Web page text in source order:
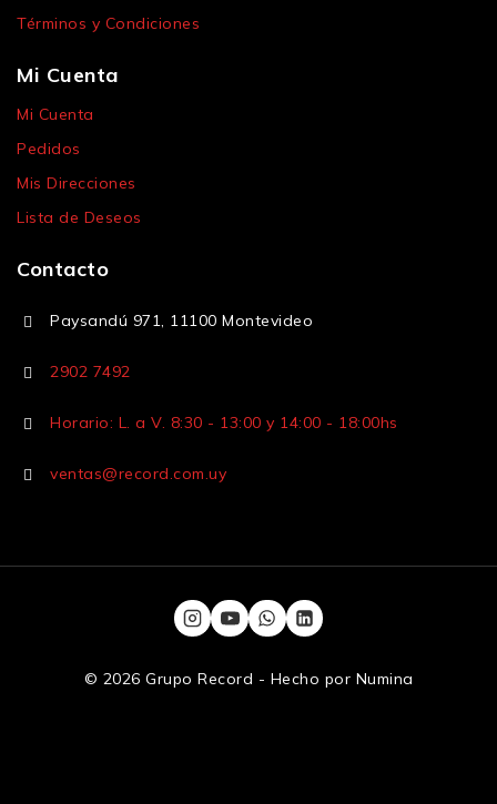
Términos y Condiciones
Mi Cuenta
Mi Cuenta
Pedidos
Mis Direcciones
Lista de Deseos
Contacto
Paysandú 971, 11100 Montevideo
2902 7492
Horario: L. a V. 8:30 - 13:00 y 14:00 - 18:00hs
ventas@record.com.uy
© 2026 Grupo Record - Hecho por Numina